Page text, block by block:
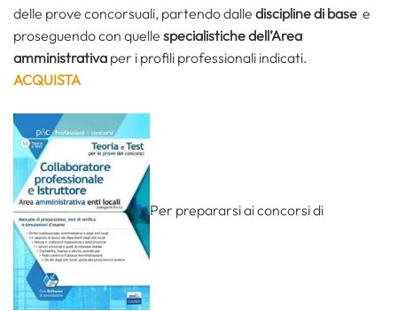
delle prove concorsuali, partendo dalle discipline di base e
proseguendo con quelle specialistiche dell’Area
amministrativa per i profili professionali indicati.
ACQUISTA
Per prepararsi ai concorsi di